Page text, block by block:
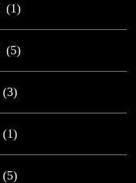
(1)
(5)
(3)
(1)
(5)